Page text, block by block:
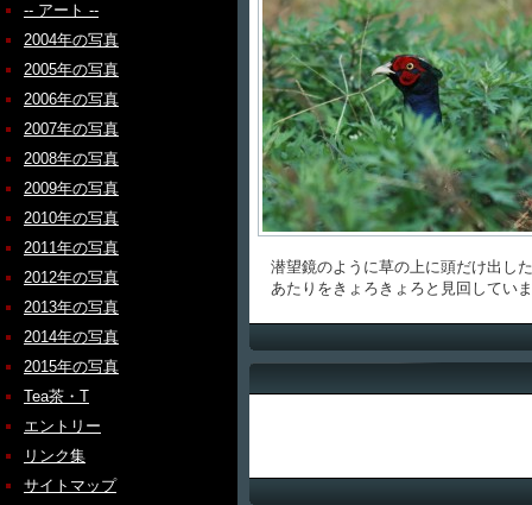
-- アート --
2004年の写真
2005年の写真
2006年の写真
2007年の写真
2008年の写真
2009年の写真
2010年の写真
2011年の写真
2012年の写真
2013年の写真
2014年の写真
2015年の写真
Tea茶・T
エントリー
リンク集
サイトマップ
潜望鏡のように草の上に頭だけ出し
あたりをきょろきょろと見回してい